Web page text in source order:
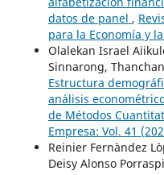
datos de panel ,
para la Economía y
Olalekan Israel
Sinnarong,
Estructura
análisis
de Métodos
Empresa: Vol. 41
Reinier Fernàndez
Deisy Alonso